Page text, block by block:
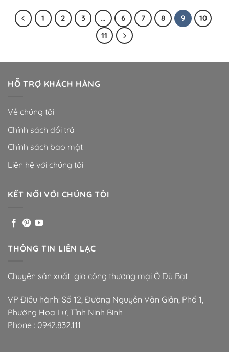
1 2 3 … 6 7 8 9
10
11
HỖ TRỢ KHÁCH HÀNG
Về chúng tôi
Chính sách đổi trả
Chính sách bảo mật
Liên hệ với chúng tôi
KẾT NỐI VỚI CHÚNG TÔI
THÔNG TIN LIÊN LẠC
Chuyên sản xuất gia công thương mại Ô Dù Bạt
VP Điều hành: Số 12, Đường Nguyễn Văn Giản, Phố 1,
Phường Hoa Lư, Tỉnh Ninh Bình
Phone : 0942.832.111